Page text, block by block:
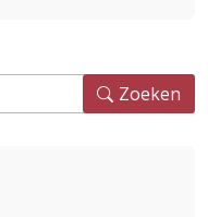
Zoeken